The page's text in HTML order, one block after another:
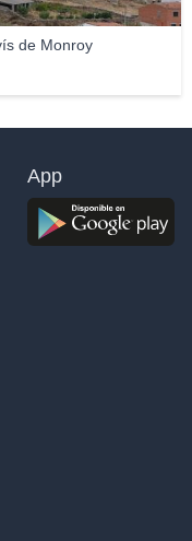
de Monroy
App